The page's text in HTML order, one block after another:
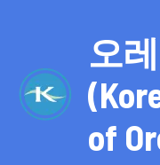
오
of
반세기의 세월